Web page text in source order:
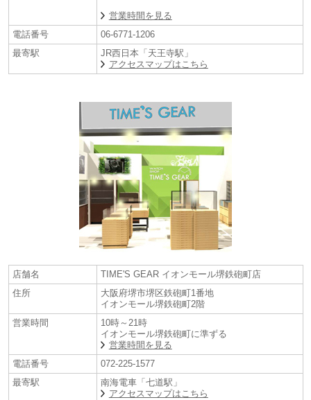
【Koyo天王寺ミオプラザ館店】グローバルブランド コアショップ
〒543-0055 大阪府大阪市天王寺区悲田院町10-48天王寺ミオプラザ館 3階
(アクセスマップ)
TEL/FAX:06-6771-1206
〒545-0052 大阪府大阪市阿倍野区阿倍野筋1-6-1 あべのキューズモール
TEL/FAX:06-6649-3366
【TIME’S GEAR イオンモール堺鉄砲町店】グローバルブランド コア
〒590-0905 大阪府堺市堺区鉄砲町1番地 イオンモール堺鉄砲町2階
TEL/FAX:072-225-1577
営業時間を見る
電話番号
06-6771-1206
最寄駅
JR西日本「天王寺駅」
アクセスマップはこちら
店舗名
TIME'S GEAR イオンモール堺鉄砲町店
住所
大阪府堺市堺区鉄砲町1番地
イオンモール堺鉄砲町2階
営業時間
10時～21時
イオンモール堺鉄砲町に準ずる
営業時間を見る
電話番号
072-225-1577
最寄駅
南海電車「七道駅」
アクセスマップはこちら